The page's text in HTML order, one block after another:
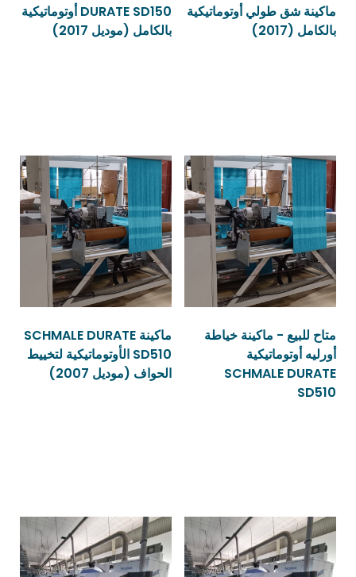
ماكينة شق طولي أوتوماتيكية
بالكامل (2017)
DURATE SD150 أوتوماتيكية
بالكامل (موديل 2017)
متاح للبيع - ماكينة خياطة
أورليه أوتوماتيكية
SCHMALE DURATE
SD510
ماكينة SCHMALE DURATE
SD510 الأوتوماتيكية لتخييط
الحواف (موديل 2007)